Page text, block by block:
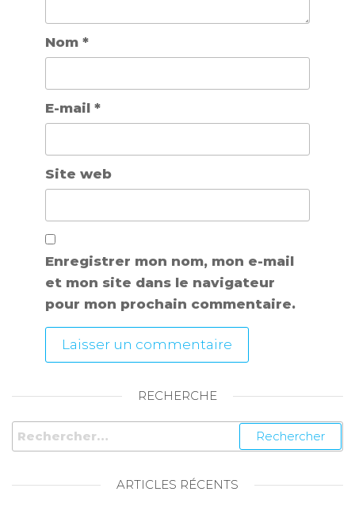
Nom *
E-mail *
Site web
Enregistrer mon nom, mon e-mail
et mon site dans le navigateur
pour mon prochain commentaire.
RECHERCHE
ARTICLES RÉCENTS